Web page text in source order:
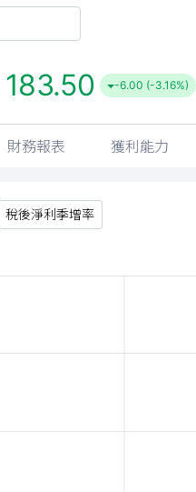
183.50 -6.00 (-3.16%)
財務報表 獲利能力
稅後淨利季增率